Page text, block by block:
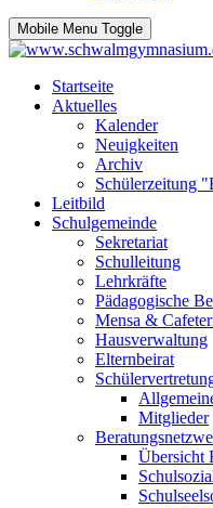
Mobile Menu Toggle
Startseite
Aktuelles
Kalender
Neuigkeiten
Archiv
Schülerzeitung
Leitbild
Schulgemeinde
Sekretariat
Schulleitung
Lehrkräfte
Pädagogische
Mensa &
Hausverwaltung
Elternbeirat
Mitglieder
Übersicht